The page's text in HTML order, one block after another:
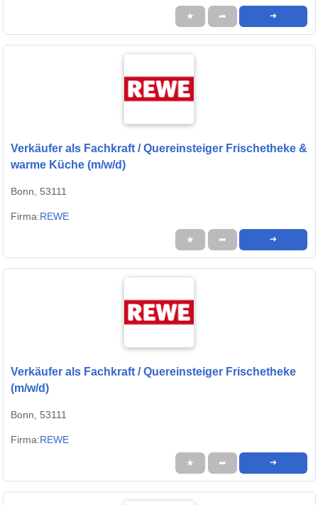
★ ➦ ➜
Verkäufer als Fachkraft / Quereinsteiger Frischetheke &
warme Küche (m/w/d)
Bonn, 53111
Firma:REWE
★ ➦ ➜
Verkäufer als Fachkraft / Quereinsteiger Frischetheke
(m/w/d)
Bonn, 53111
Firma:REWE
★ ➦ ➜